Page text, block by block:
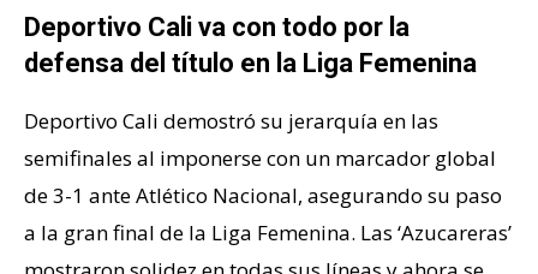
Deportivo Cali va con todo por la
defensa del título en la Liga Femenina
Deportivo Cali demostró su jerarquía en las
semifinales al imponerse con un marcador global
de 3-1 ante Atlético Nacional, asegurando su paso
a la gran final de la Liga Femenina. Las ‘Azucareras’